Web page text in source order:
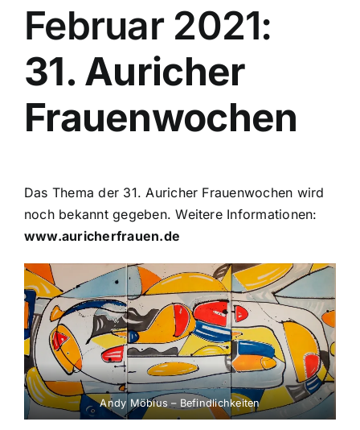
Februar 2021:
31. Auricher
Frauenwochen
Das Thema der 31. Auricher Frauenwochen wird
noch bekannt gegeben. Weitere Informationen:
www.auricherfrauen.de
Andy Möbius – Befindlichkeiten